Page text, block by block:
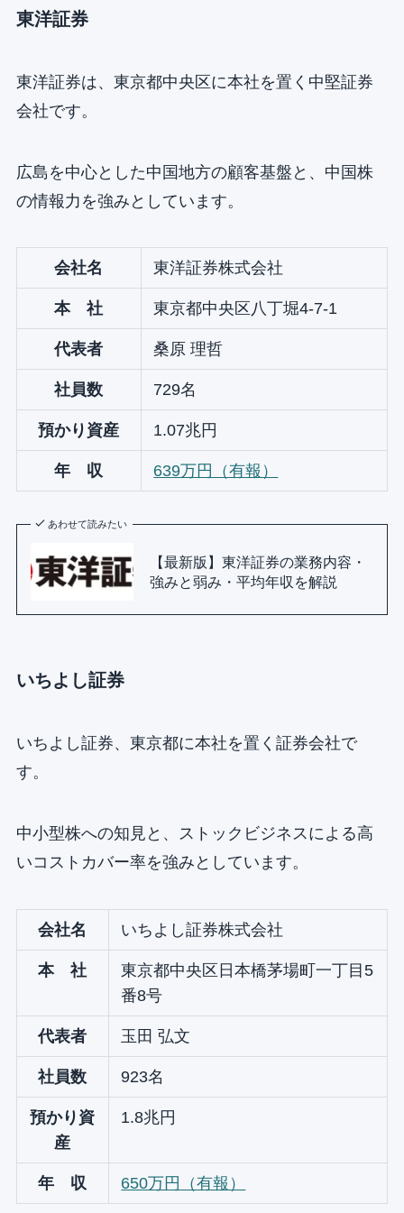
東洋証券
東洋証券は、東京都中央区に本社を置く中堅証券
会社です。
広島を中心とした中国地方の顧客基盤と、中国株
の情報力を強みとしています。
会社名 東洋証券株式会社
本 社 東京都中央区八丁堀4-7-1
代表者 桑原 理哲
社員数 729名
預かり資産 1.07兆円
年 収 639万円（有報）
あわせて読みたい
【最新版】東洋証券の業務内容・
強みと弱み・平均年収を解説
いちよし証券
いちよし証券、東京都に本社を置く証券会社で
す。
中小型株への知見と、ストックビジネスによる高
いコストカバー率を強みとしています。
会社名 いちよし証券株式会社
本 社
東京都中央区日本橋茅場町一丁目5
番8号
代表者 玉田 弘文
社員数 923名
預かり資
産
1.8兆円
年 収 650万円（有報）